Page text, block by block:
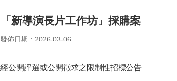
「新導演長片工作坊」採購案
發佈日期：2026-03-06
經公開評選或公開徵求之限制性招標公告